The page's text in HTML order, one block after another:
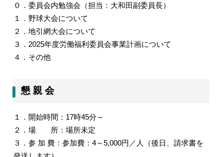
０．委員会内勉強会（担当：大和田副委員長）
１．野球大会について
２．地引網大会について
３．2025年度労働福利委員会事業計画について
４．その他
懇 親 会
１．開始時間：17時45分～
２．場 所：場所未定
３．参 加 費：参加費：4～5,000円／人（後日、請求書を